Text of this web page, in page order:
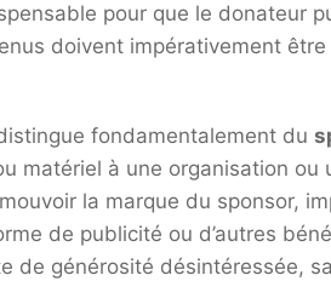
pour que le donateur
doivent impérativement
fondamentalement du
matériel à une organisation ou
la marque du sponsor,
de publicité ou d’autres
de générosité désintéressée,